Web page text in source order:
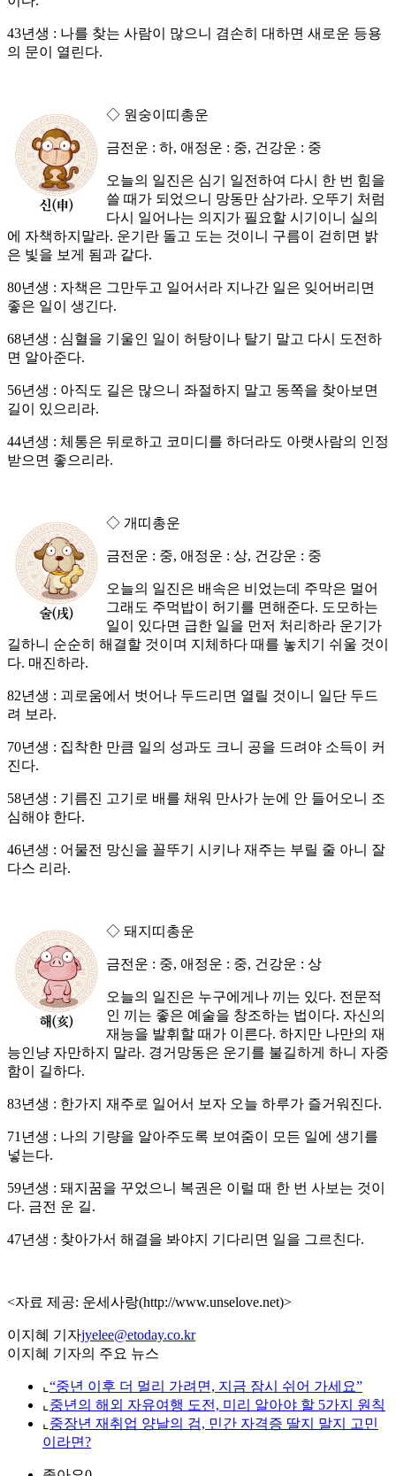
43년생 : 나를 찾는 사람이 많으니 겸손히 대하면 새로운 등용
의 문이 열린다.
◇ 원숭이띠총운
금전운 : 하, 애정운 : 중, 건강운 : 중
오늘의 일진은 심기 일전하여 다시 한 번 힘을
쓸 때가 되었으니 망동만 삼가라. 오뚜기 처럼
다시 일어나는 의지가 필요할 시기이니 실의
에 자책하지말라. 운기란 돌고 도는 것이니 구름이 걷히면 밝
은 빛을 보게 됨과 같다.
80년생 : 자책은 그만두고 일어서라 지나간 일은 잊어버리면
좋은 일이 생긴다.
68년생 : 심혈을 기울인 일이 허탕이나 탈기 말고 다시 도전하
면 알아준다.
56년생 : 아직도 길은 많으니 좌절하지 말고 동쪽을 찾아보면
길이 있으리라.
44년생 : 체통은 뒤로하고 코미디를 하더라도 아랫사람의 인정
받으면 좋으리라.
◇ 개띠총운
금전운 : 중, 애정운 : 상, 건강운 : 중
오늘의 일진은 배속은 비었는데 주막은 멀어
그래도 주먹밥이 허기를 면해준다. 도모하는
일이 있다면 급한 일을 먼저 처리하라 운기가
길하니 순순히 해결할 것이며 지체하다 때를 놓치기 쉬울 것이
다. 매진하라.
82년생 : 괴로움에서 벗어나 두드리면 열릴 것이니 일단 두드
려 보라.
70년생 : 집착한 만큼 일의 성과도 크니 공을 드려야 소득이 커
진다.
58년생 : 기름진 고기로 배를 채워 만사가 눈에 안 들어오니 조
심해야 한다.
46년생 : 어물전 망신을 꼴뚜기 시키나 재주는 부릴 줄 아니 잘
다스 리라.
◇ 돼지띠총운
금전운 : 중, 애정운 : 중, 건강운 : 상
오늘의 일진은 누구에게나 끼는 있다. 전문적
인 끼는 좋은 예술을 창조하는 법이다. 자신의
재능을 발휘할 때가 이른다. 하지만 나만의 재
능인냥 자만하지 말라. 경거망동은 운기를 불길하게 하니 자중
함이 길하다.
83년생 : 한가지 재주로 일어서 보자 오늘 하루가 즐거워진다.
71년생 : 나의 기량을 알아주도록 보여줌이 모든 일에 생기를
넣는다.
59년생 : 돼지꿈을 꾸었으니 복권은 이럴 때 한 번 사보는 것이
다. 금전 운 길.
47년생 : 찾아가서 해결을 봐야지 기다리면 일을 그르친다.
<자료 제공: 운세사랑(http://www.unselove.net)>
이지혜 기자jyelee@etoday.co.kr
이지혜 기자의 주요 뉴스
⌞ “중년 이후 더 멀리 가려면, 지금 잠시 쉬어 가세요”
⌞ 중년의 해외 자유여행 도전, 미리 알아야 할 5가지 원칙
⌞ 중장년 재취업 양날의 검, 민간 자격증 딸지 말지 고민
이라면?